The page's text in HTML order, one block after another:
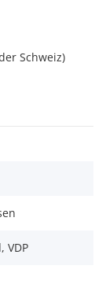
Schweiz)
VDP